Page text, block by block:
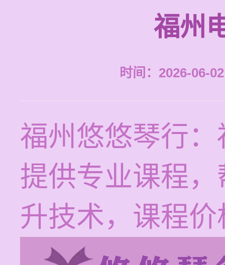
福州
时间：2026-06-
福州悠悠琴行
提供专业课程
升技术，课程